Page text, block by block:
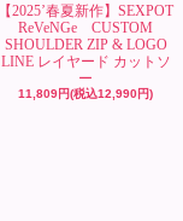
【2025’春夏新作】SEXPOT
ReVeNGe CUSTOM
SHOULDER ZIP & LOGO
LINE レイヤード カットソ
ー
11,809円(税込12,990円)